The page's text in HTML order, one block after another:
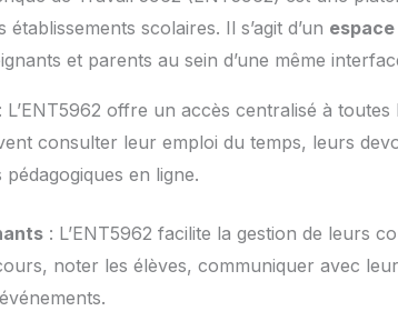
scolaires. Il s’agit d’un
et parents au sein d’une même
offre un accès centralisé à
consulter leur emploi du temps, leurs
en ligne.
: L’ENT5962 facilite la gestion de leurs
noter les élèves, communiquer avec